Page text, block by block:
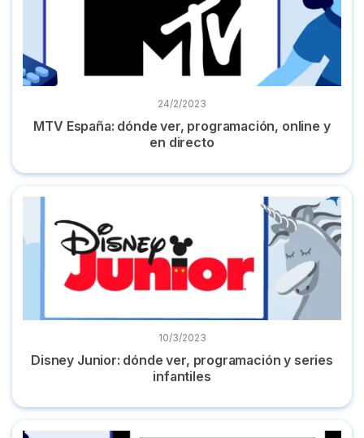
24/2/2023
MTV España: dónde ver, programación, online y
en directo
Disney Junior: dónde ver, programación y series infantiles
10/3/2023
Disney Junior: dónde ver, programación y series
infantiles
AMC España: dónde ver, programación y todo sobre sus